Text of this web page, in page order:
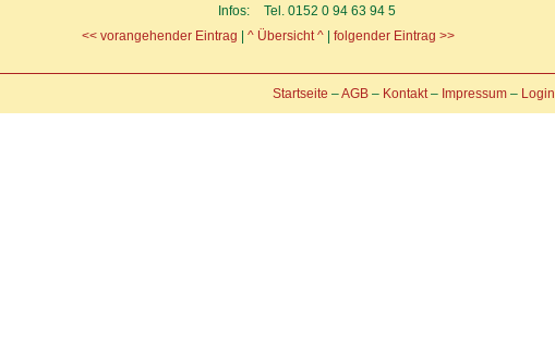
Infos:
Tel. 0152 0 94 63 94 5
<< vorangehender Eintrag
^ Übersicht ^ folgender Eintrag >>
Startseite –AGB– Kontakt– Impressum– Login